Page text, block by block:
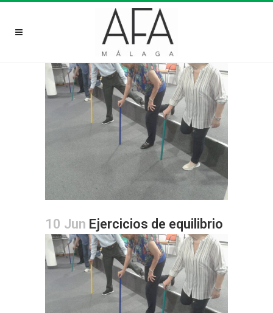
10 Jun Ejercicios de equilibrio